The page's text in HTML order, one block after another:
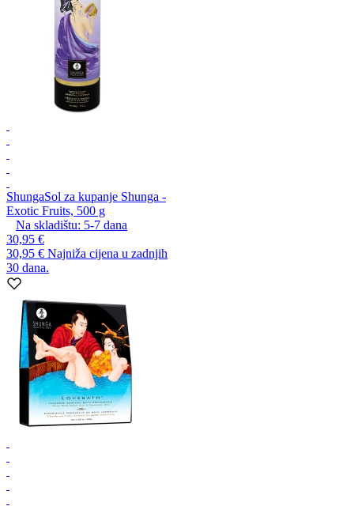
ShungaSol za kupanje Shunga -
Exotic Fruits, 500 g
Na skladištu: 5-7 dana
30,95 €
30,95 € Najniža cijena u zadnjih
30 dana.